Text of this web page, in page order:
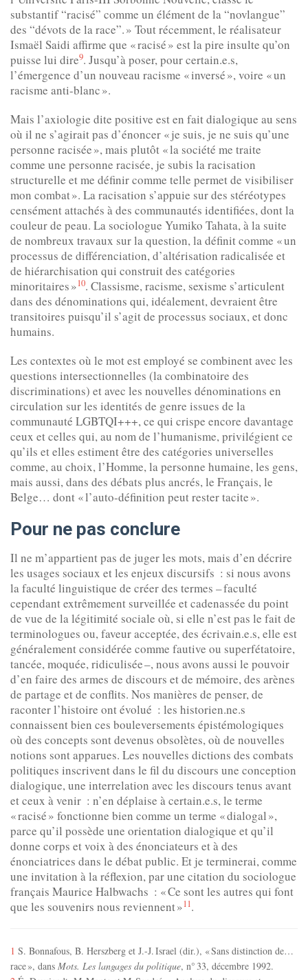
substantif “racisé” comme un élément de la “novlangue”
des “dé­vots de la race”. » Tout récemment, le réa­lisateur
Ismaël Saidi affirme que « racisé » est la pire insulte qu’on
puisse lui dire9. Jusqu’à poser, pour certain.e.s,
l’émergence d’un nouveau racisme « inversé », voire « un
racisme anti-blanc ».
Mais l’axiologie dite positive est en fait dialogique au sens
où il ne s’agi­rait pas d’énoncer « je suis, je ne suis qu’une
personne racisée », mais plutôt « la société me traite
comme une personne racisée, je subis la racisation
structurelle et me défi­nir comme telle permet de visibiliser
mon combat ». La racisation s’appuie sur des stéréotypes
censé­ment attachés à des communautés identifiées, dont la
couleur de peau. La sociologue Yumiko Tahata, à la suite
de nombreux travaux sur la question, la définit comme « un
processus de différenciation, d’alté­risation radicalisée et
de hiérar­chisation qui construit des caté­gories
minoritaires »10. Classisme, racisme, sexisme s’articulent
dans des dénominations qui, idéalement, devraient être
transitoires puisqu’il s’agit de processus sociaux, et donc
humains.
Les contextes où le mot est employé se combinent avec les
questions intersectionnelles (la combinatoire des
discriminations) et avec les nouvelles dénominations en
circulation sur les identités de genre issues de la
communauté LGBTQI+++, ce qui crispe encore davantage
ceux et celles qui, au nom de l’humanisme, privilégient ce
qu’ils et elles estiment être des catégories universelles
comme, au choix, l’Homme, la personne humaine, les gens,
mais aussi, dans des débats plus ancrés, le Français, le
Belge… dont « l’auto-définition peut rester tacite ».
Pour ne pas conclure
Il ne m’appartient pas de juger les mots, mais d’en décrire
les usages sociaux et les enjeux discursifs : si nous avons
la faculté linguistique de créer des termes – faculté
cependant extrêmement surveillée et cadenassée du point
de vue de la légitimité sociale où, si elle n’est pas le fait de
terminologues ou, faveur acceptée, des écrivain.e.s, elle est
généralement considérée comme fautive ou superfétatoire,
tancée, moquée, ridiculisée –, nous avons aussi le pouvoir
d’en faire des armes de discours et de mémoire, des arènes
de partage et de conflits. Nos manières de penser, de
raconter l’histoire ont évolué : les historien.ne.s
connaissent bien ces bouleversements épistémologiques
où des concepts sont devenus obsolètes, où de nouvelles
notions sont apparues. Les nouvelles dictions des combats
politiques inscrivent dans le fil du discours une conception
dialogique, une interrelation avec les discours tenus avant
et ceux à venir : n’en déplaise à certain.e.s, le terme
« racisé » fonctionne bien comme un terme « dialogal »,
parce qu’il possède une orientation dialogique et qu’il
donne corps et voix à des énonciateurs et à des
énonciatrices dans le débat public. Et je terminerai, comme
une invitation à la réflexion, par une citation du sociologue
français Maurice Halbwachs : « Ce sont les autres qui font
que les souvenirs nous reviennent »11.
1 S. Bonnafous, B. Herszberg et J.-J. Israel (dir.), « Sans distinction de…
race », dans Mots. Les langages du politique, n° 33, décembre 1992.